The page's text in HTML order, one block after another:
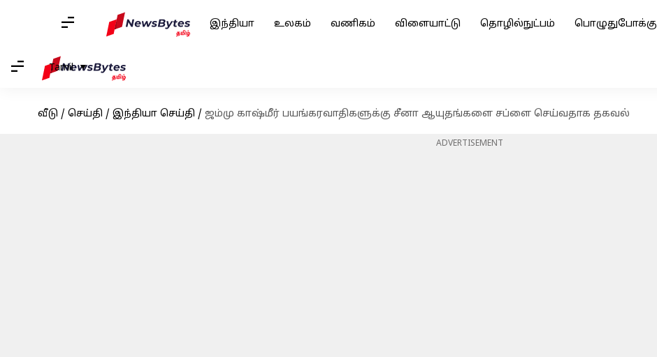
இந்தியா உலகம் வணிகம் விளையாட்டு தொழில்நுட்பம் பொழுதுபோக்கு
Tamil
வீடு / செய்தி / இந்தியா செய்தி / ஜம்மு காஷ்மீர் பயங்கரவாதிகளுக்கு சீனா ஆயுதங்களை சப்ளை செய்வதாக தகவல்
ADVERTISEMENT